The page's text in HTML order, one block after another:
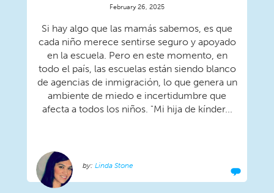
February 26, 2025
Si hay algo que las mamás sabemos, es que
cada niño merece sentirse seguro y apoyado
en la escuela. Pero en este momento, en
todo el país, las escuelas están siendo blanco
de agencias de inmigración, lo que genera un
ambiente de miedo e incertidumbre que
afecta a todos los niños. "Mi hija de kínder...
Linda Stone